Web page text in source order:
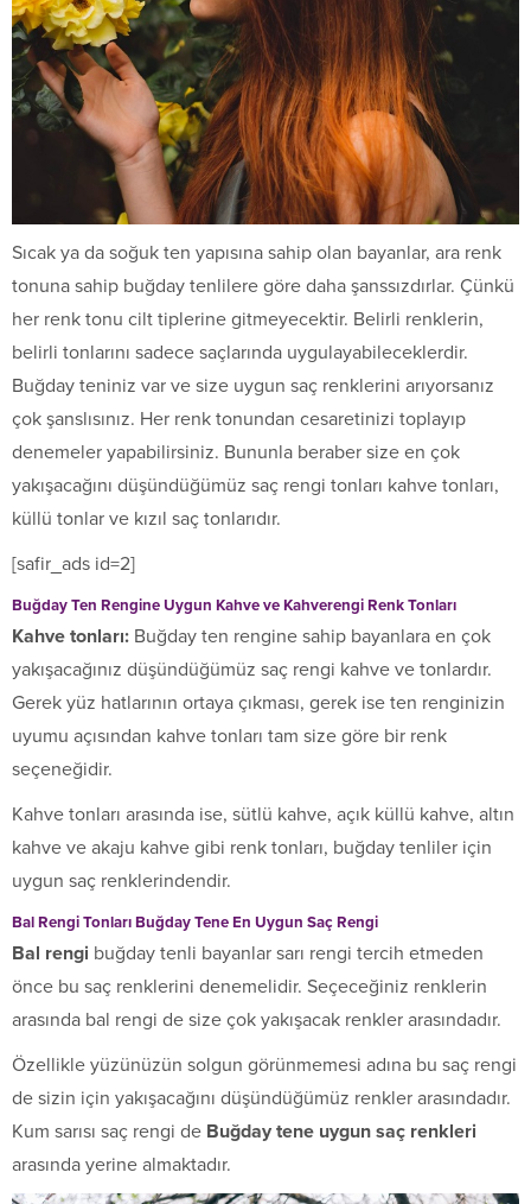
Sıcak ya da soğuk ten yapısına sahip olan bayanlar, ara renk
tonuna sahip buğday tenlilere göre daha şanssızdırlar. Çünkü
her renk tonu cilt tiplerine gitmeyecektir. Belirli renklerin,
belirli tonlarını sadece saçlarında uygulayabileceklerdir.
Buğday teniniz var ve size uygun saç renklerini arıyorsanız
çok şanslısınız. Her renk tonundan cesaretinizi toplayıp
denemeler yapabilirsiniz. Bununla beraber size en çok
yakışacağını düşündüğümüz saç rengi tonları kahve tonları,
küllü tonlar ve kızıl saç tonlarıdır.
[safir_ads id=2]
Buğday Ten Rengine Uygun Kahve ve Kahverengi Renk Tonları
Kahve tonları: Buğday ten rengine sahip bayanlara en çok
yakışacağınız düşündüğümüz saç rengi kahve ve tonlardır.
Gerek yüz hatlarının ortaya çıkması, gerek ise ten renginizin
uyumu açısından kahve tonları tam size göre bir renk
seçeneğidir.
Kahve tonları arasında ise, sütlü kahve, açık küllü kahve, altın
kahve ve akaju kahve gibi renk tonları, buğday tenliler için
uygun saç renklerindendir.
Bal Rengi Tonları Buğday Tene En Uygun Saç Rengi
Bal rengi buğday tenli bayanlar sarı rengi tercih etmeden
önce bu saç renklerini denemelidir. Seçeceğiniz renklerin
arasında bal rengi de size çok yakışacak renkler arasındadır.
Özellikle yüzünüzün solgun görünmemesi adına bu saç rengi
de sizin için yakışacağını düşündüğümüz renkler arasındadır.
Kum sarısı saç rengi de Buğday tene uygun saç renkleri
arasında yerine almaktadır.